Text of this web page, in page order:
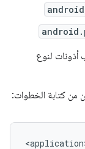
أذونات لنوع
من كتابة الخطوات: